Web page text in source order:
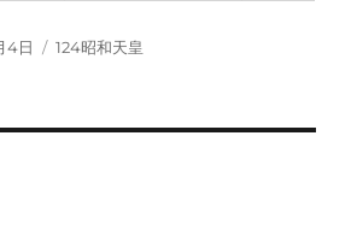
4日
カ
124昭和天皇